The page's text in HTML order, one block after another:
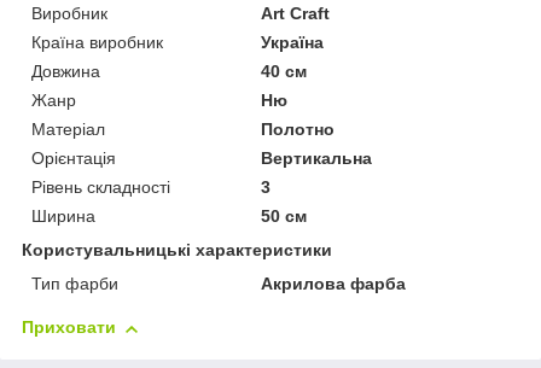
Виробник
Art Craft
Країна виробник
Україна
Довжина
40 см
Жанр
Ню
Матеріал
Полотно
Орієнтація
Вертикальна
Рівень складності
3
Ширина
50 см
Користувальницькі характеристики
Тип фарби
Акрилова фарба
Приховати